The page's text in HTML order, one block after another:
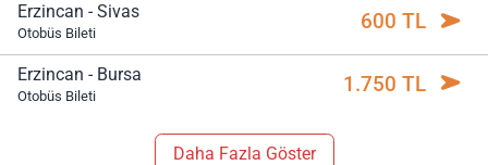
Erzincan - Sivas
Otobüs Bileti 600 TL
Erzincan - Bursa
Otobüs Bileti 1.750 TL
Daha Fazla Göster